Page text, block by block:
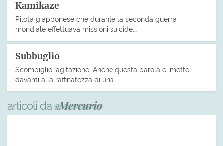
Kamikaze
Pilota giapponese che durante la seconda guerra
mondiale effettuava missioni suicide;…
Subbuglio
Scompiglio, agitazione. Anche questa parola ci mette
davanti alla raffinatezza di una…
articoli da